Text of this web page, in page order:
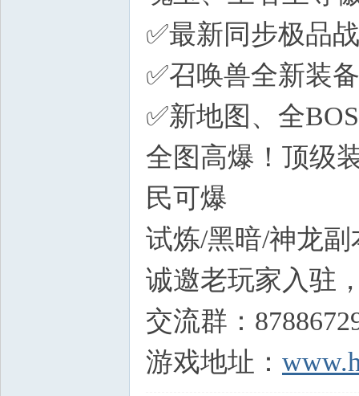
✅最新同步极品
✅召唤兽全新装
✅新地图、全
全图高爆！顶级
民可爆
试炼/黑暗/神龙
诚邀老玩家入驻
交流群：
游戏地址：